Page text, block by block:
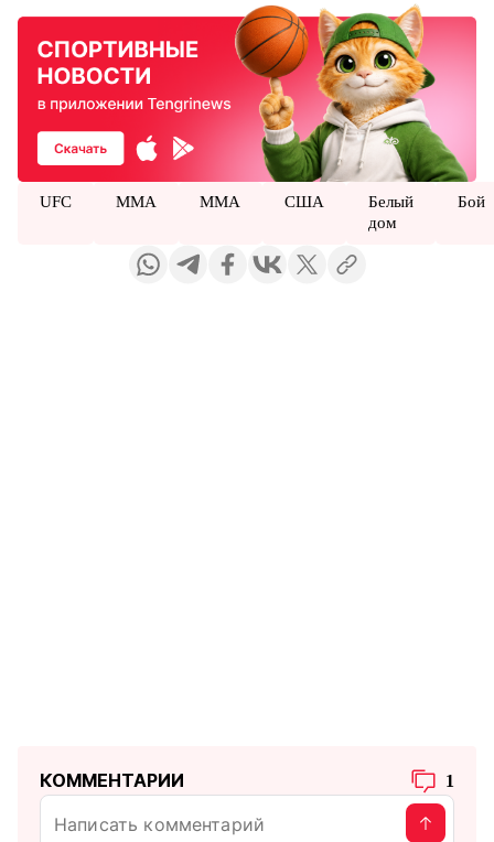
UFC MMA ММА США
Белый
дом
Бой
КОММЕНТАРИИ 1